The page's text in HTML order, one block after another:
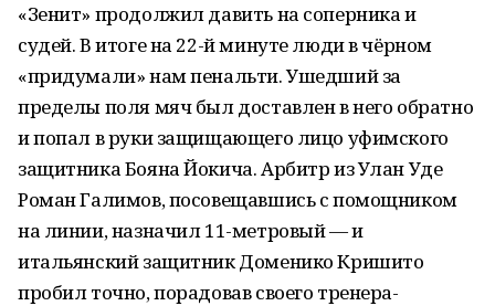
«Зенит» продолжил давить на соперника и
судей. В итоге на 22-й минуте люди в чёрном
«придумали» нам пенальти. Ушедший за
пределы поля мяч был доставлен в него обратно
и попал в руки защищающего лицо уфимского
защитника Бояна Йокича. Арбитр из Улан Уде
Роман Галимов, посовещавшись с помощником
на линии, назначил 11-метровый — и
итальянский защитник Доменико Кришито
пробил точно, порадовав своего тренера-